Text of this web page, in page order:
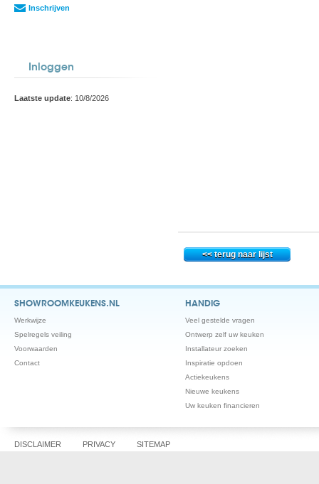
Inschrijven
Inloggen
Laatste update: 10/8/2026
SHOWROOMKEUKENS.NL
Werkwijze
Spelregels veiling
Voorwaarden
Contact
HANDIG
Veel gestelde vragen
Ontwerp zelf uw keuken
Installateur zoeken
Inspiratie opdoen
Actiekeukens
Nieuwe keukens
Uw keuken financieren
DISCLAIMER PRIVACY SITEMAP